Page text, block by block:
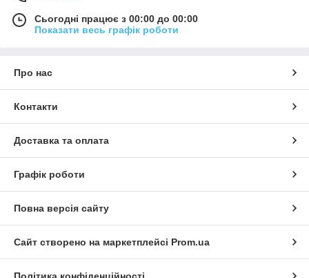
Сьогодні працює з 00:00 до 00:00
Показати весь графік роботи
Про нас
Контакти
Доставка та оплата
Графік роботи
Повна версія сайту
Сайт створено на маркетплейсі Prom.ua